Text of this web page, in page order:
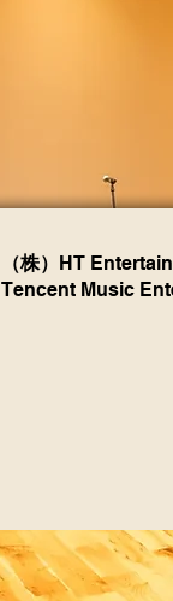
（株） HT
Tencent Music